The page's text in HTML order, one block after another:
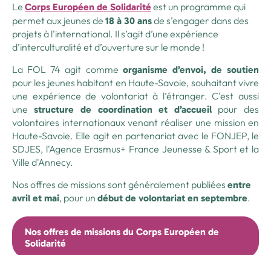
Le Corps Européen de Solidaritéest un programme qui
permet aux jeunes de 18 à 30 ansde s’engager dans des
projets à l'international. Il s’agit d’une expérience
d’interculturalité et d’ouverture sur le monde !
La FOL 74 agit comme organisme d’envoi, de soutien
pour les jeunes habitant en Haute-Savoie, souhaitant vivre
une expérience de volontariat à l’étranger. C'est aussi
une structure de coordination et d’accueil pour des
volontaires internationaux venant réaliser une mission en
Haute-Savoie. Elle agit en partenariat avec le FONJEP, le
SDJES, l'Agence Erasmus+ France Jeunesse & Sport et la
Ville d'Annecy.
Nos offres de missions sont généralement publiées entre
avril et mai, pour un début de volontariat en septembre.
Nos offres de missions du Corps Européen de
Solidarité